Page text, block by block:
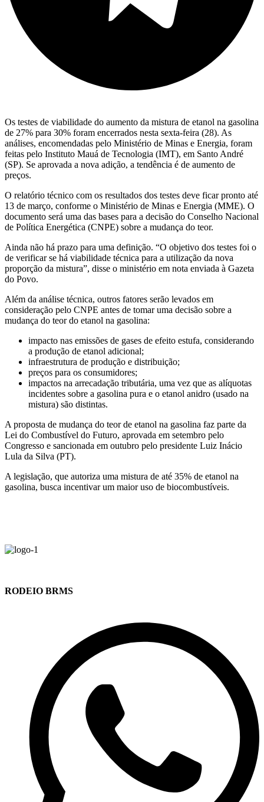
Os testes de viabilidade do aumento da mistura de etanol na gasolina
de 27% para 30% foram encerrados nesta sexta-feira (28). As
análises, encomendadas pelo Ministério de Minas e Energia, foram
feitas pelo Instituto Mauá de Tecnologia (IMT), em Santo André
(SP). Se aprovada a nova adição, a tendência é de aumento de
preços.
O relatório técnico com os resultados dos testes deve ficar pronto até
13 de março, conforme o Ministério de Minas e Energia (MME). O
documento será uma das bases para a decisão do Conselho Nacional
de Política Energética (CNPE) sobre a mudança do teor.
Ainda não há prazo para uma definição. “O objetivo dos testes foi o
de verificar se há viabilidade técnica para a utilização da nova
proporção da mistura”, disse o ministério em nota enviada à Gazeta
do Povo.
Além da análise técnica, outros fatores serão levados em
consideração pelo CNPE antes de tomar uma decisão sobre a
mudança do teor do etanol na gasolina:
impacto nas emissões de gases de efeito estufa, considerando
a produção de etanol adicional;
infraestrutura de produção e distribuição;
preços para os consumidores;
impactos na arrecadação tributária, uma vez que as alíquotas
incidentes sobre a gasolina pura e o etanol anidro (usado na
mistura) são distintas.
A proposta de mudança do teor de etanol na gasolina faz parte da
Lei do Combustível do Futuro, aprovada em setembro pelo
Congresso e sancionada em outubro pelo presidente Luiz Inácio
Lula da Silva (PT).
A legislação, que autoriza uma mistura de até 35% de etanol na
gasolina, busca incentivar um maior uso de biocombustíveis.
RODEIO BRMS